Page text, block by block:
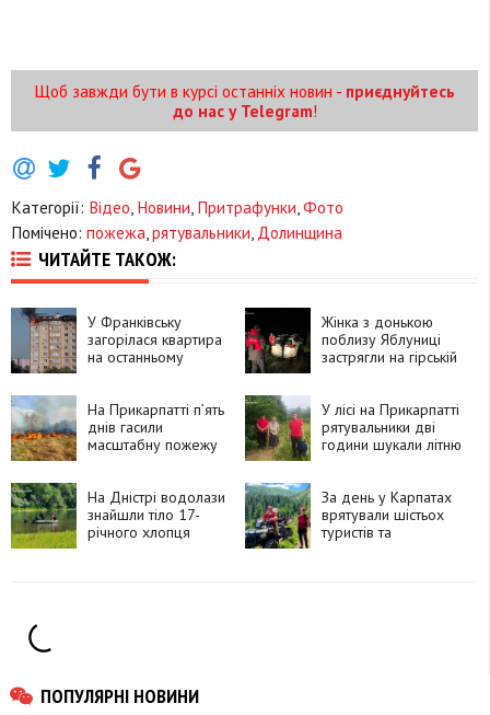
Щоб завжди бути в курсі останніх новин - приєднуйтесь
до нас у Telegram!
Категорії: Відео Новини Притрафунки Фото
Помічено: пожежа рятувальники Долинщина
ЧИТАЙТЕ ТАКОЖ:
У Франківську
загорілася квартира
на останньому
Жінка з донькою
поблизу Яблуниці
застрягли на гірській
На Прикарпатті п’ять
днів гасили
масштабну пожежу
У лісі на Прикарпатті
рятувальники дві
години шукали літню
На Дністрі водолази
знайшли тіло 17-
річного хлопця
За день у Карпатах
врятували шістьох
туристів та
ПОПУЛЯРНІ НОВИНИ